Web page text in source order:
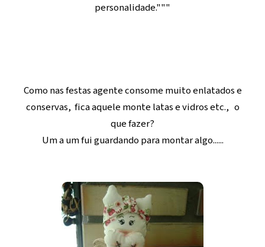
personalidade."""
Como nas festas agente consome muito enlatados e
conservas, fica aquele monte latas e vidros etc., o
que fazer?
Um a um fui guardando para montar algo......